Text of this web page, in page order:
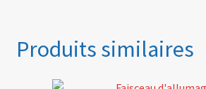
Produits similaires